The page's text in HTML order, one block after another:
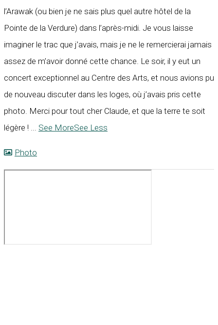
l’Arawak (ou bien je ne sais plus quel autre hôtel de la
Pointe de la Verdure) dans l’après-midi. Je vous laisse
imaginer le trac que j’avais, mais je ne le remercierai jamais
assez de m’avoir donné cette chance. Le soir, il y eut un
concert exceptionnel au Centre des Arts, et nous avions pu
de nouveau discuter dans les loges, où j’avais pris cette
photo. Merci pour tout cher Claude, et que la terre te soit
légère !
See MoreSee Less
Photo